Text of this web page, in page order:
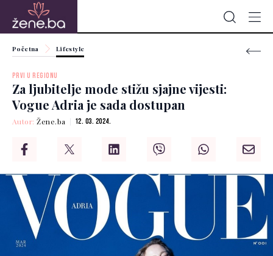
Početna Lifestyle
PRVI U REGIONU
Za ljubitelje mode stižu sjajne vijesti:
Vogue Adria je sada dostupan
Autor:Žene.ba 12. 03. 2024.